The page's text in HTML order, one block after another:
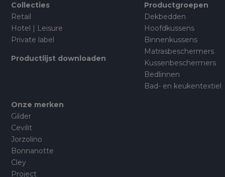
Collecties
Retail
Hotel | Leisure
Private label
Productlijst downloaden
Productgroepen
Dekbedden
Hoofdkussens
Binnenkussens
Matrasbeschermers
Kussenbeschermers
Bedlinnen
Bad- en keukentextiel
Onze merken
Gilder
Cevilit
Jorzolino
Bonnanotte
Cley
Project